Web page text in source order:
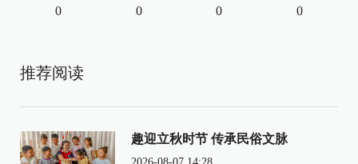
0 0 0 0
推荐阅读
趣迎立秋时节 传承民俗文脉